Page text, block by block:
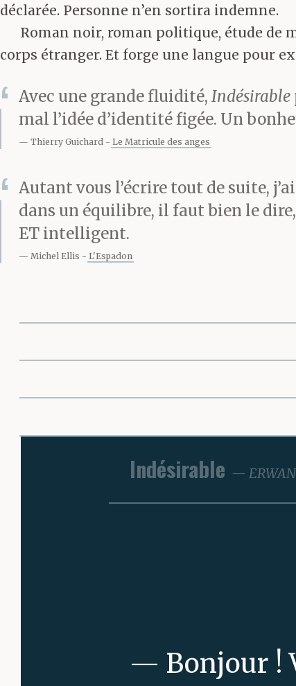
déclarée. Personne n’en sortira indemne.
Roman noir, roman politique, étude de
corps étranger. Et forge une langue pour
Avec une grande fluidité, Indésirable
mal l’idée d’identité figée. Un
Thierry Guichard Le Matricule des anges
Autant vous l’écrire tout de suite,
dans un équilibre, il faut bien le
ET intelligent.
Michel Ellis L'Espadon
Indésirable
— Bonjour !